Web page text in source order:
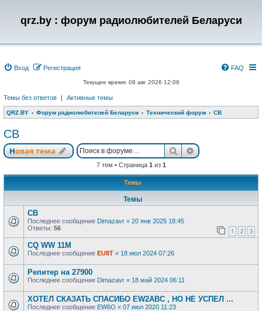
qrz.by : форум радиолюбителей Беларуси
Вход Регистрация FAQ
Текущее время: 08 авг 2026 12:06
Темы без ответов | Активные темы
QRZ.BY Форум радиолюбителей Беларуси Технический форум CB
CB
Новая тема ПоискРасширенный
7 тем • Страница 1 из 1
Темы
Темы
CB
Последнее сообщение Dimazavr « 20 янв 2025 18:45
Ответы: 56 1 2 3
CQ WW 11M
Последнее сообщение EU8T « 18 июл 2024 07:26
Репитер на 27900
Последнее сообщение Dimazavr « 18 май 2024 06:11
ХОТЕЛ СКАЗАТЬ СПАСИБО EW2ABC , НО НЕ УСПЕЛ ...
Последнее сообщение EW6O « 07 июл 2020 11:23